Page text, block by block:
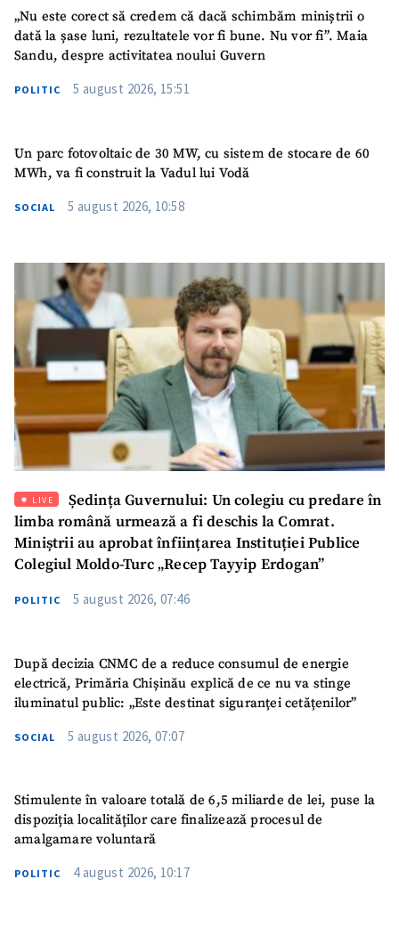
„Nu este corect să credem că dacă schimbăm miniștrii o
dată la șase luni, rezultatele vor fi bune. Nu vor fi”. Maia
Sandu, despre activitatea noului Guvern
POLITIC 5 august 2026, 15:51
Un parc fotovoltaic de 30 MW, cu sistem de stocare de 60
MWh, va fi construit la Vadul lui Vodă
SOCIAL 5 august 2026, 10:58
LIVE
Ședința Guvernului: Un colegiu cu predare în
limba română urmează a fi deschis la Comrat.
Miniștrii au aprobat înființarea Instituției Publice
Colegiul Moldo-Turc „Recep Tayyip Erdogan”
POLITIC 5 august 2026, 07:46
După decizia CNMC de a reduce consumul de energie
electrică, Primăria Chișinău explică de ce nu va stinge
iluminatul public: „Este destinat siguranței cetățenilor”
SOCIAL 5 august 2026, 07:07
Stimulente în valoare totală de 6,5 miliarde de lei, puse la
dispoziția localităților care finalizează procesul de
amalgamare voluntară
POLITIC 4 august 2026, 10:17
Telefon
+ Telefon personal
Am citit și sunt de
TRIMITE ȘTIREA